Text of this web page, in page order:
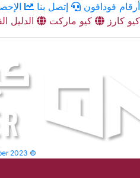
أرقام فودافون
إتصل بنا
كيو كارز
كيو ماركت الدليل
2023 ©